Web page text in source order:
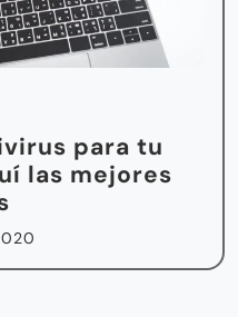
para tu
las mejores